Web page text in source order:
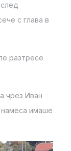
с глава в
разтресе
чрез Иван
намеса имаше